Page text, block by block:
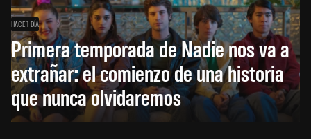
HACE 1 DÍA
Primera temporada de Nadie nos va a
extrañar: el comienzo de una historia
que nunca olvidaremos